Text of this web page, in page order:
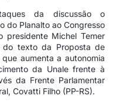
da discussão o
do Planalto ao Congresso
presidente Michel Temer
do texto da Proposta de
aumenta a autonomia
da Unale frente à
da Frente Parlamentar
Covatti Filho (PP-RS).